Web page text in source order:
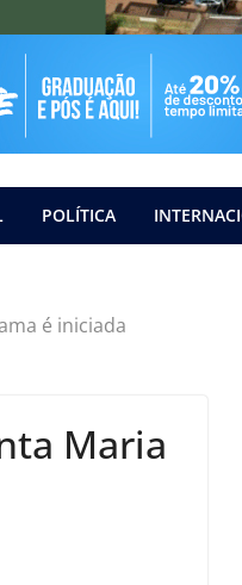
POLÍTICA
é iniciada
Maria